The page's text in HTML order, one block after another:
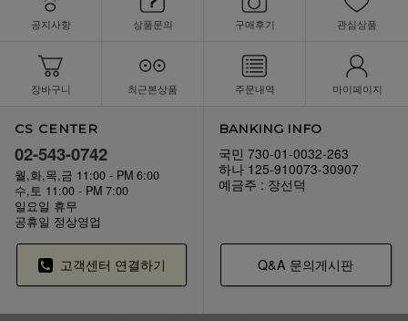
공지사항 상품문의 구매후기 관심상품
장바구니 최근본상품 주문내역 마이페이지
CS CENTER
02-543-0742
월,화,목,금 11:00 - PM 6:00
수,토 11:00 - PM 7:00
일요일 휴무
공휴일 정상영업
BANKING INFO
국민 730-01-0032-263
하나 125-910073-30907
예금주 : 장선덕
고객센터 연결하기 Q&A 문의게시판